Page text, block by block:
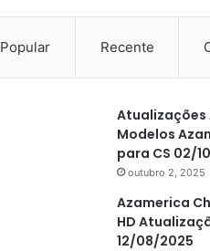
Popular Recente
Atualizações
Modelos
para CS 02/
outubro 2, 2025
Azamerica
HD
12/08/2025